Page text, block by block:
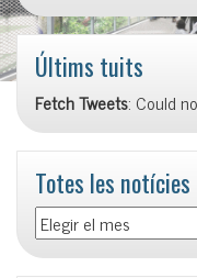
Últims tuits
Fetch Tweets: Could
Totes les notícies
Totes
les
notícies